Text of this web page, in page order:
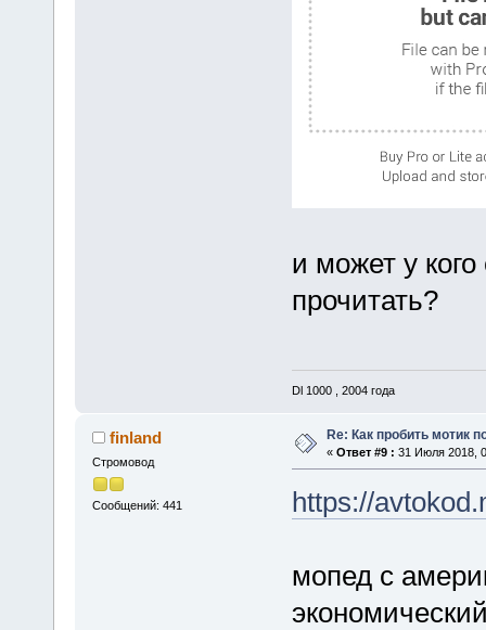
и может у
прочитать?
Dl 1000 , 2004 года
finland
Стромовод
Сообщений: 441
Re: Как пробить мотик
« Ответ #9 : 31 Июля 2018,
https://
мопед с